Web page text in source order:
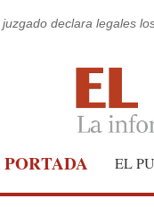
juzgado declara legales
PORTADA EL